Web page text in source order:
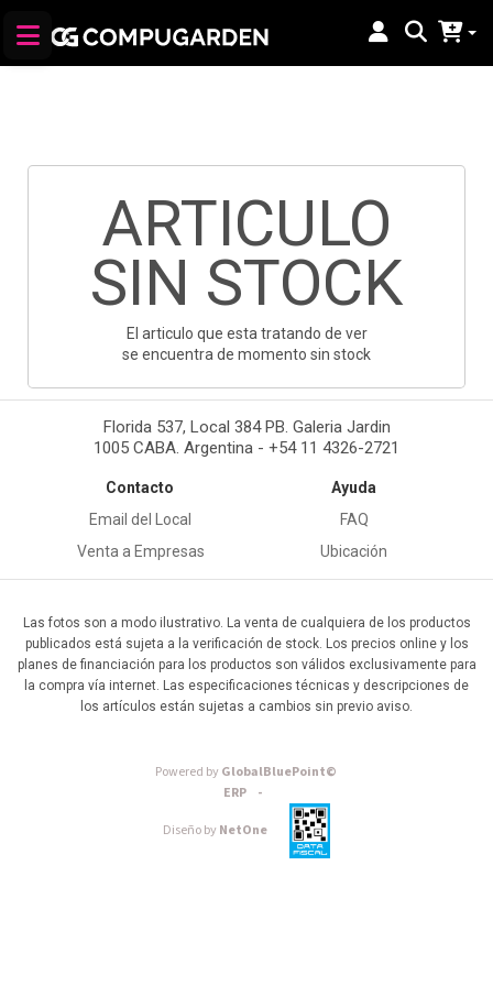
ARTICULO
SIN STOCK
El articulo que esta tratando de ver
se encuentra de momento sin stock
Florida 537, Local 384 PB. Galeria Jardin
1005 CABA. Argentina - +54 11 4326-2721
Contacto
Email del Local
Venta a Empresas
Ayuda
FAQ
Ubicación
Las fotos son a modo ilustrativo. La venta de cualquiera de los productos
publicados está sujeta a la verificación de stock. Los precios online y los
planes de financiación para los productos son válidos exclusivamente para
la compra vía internet. Las especificaciones técnicas y descripciones de
los artículos están sujetas a cambios sin previo aviso.
Powered byGlobalBluePoint©
ERP -
Diseño byNetOne